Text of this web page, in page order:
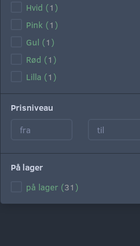
Hvid (1 )
Pink (1 )
Gul (1 )
Rød (1 )
Lilla (1 )
Prisniveau
På lager
på lager (31 )